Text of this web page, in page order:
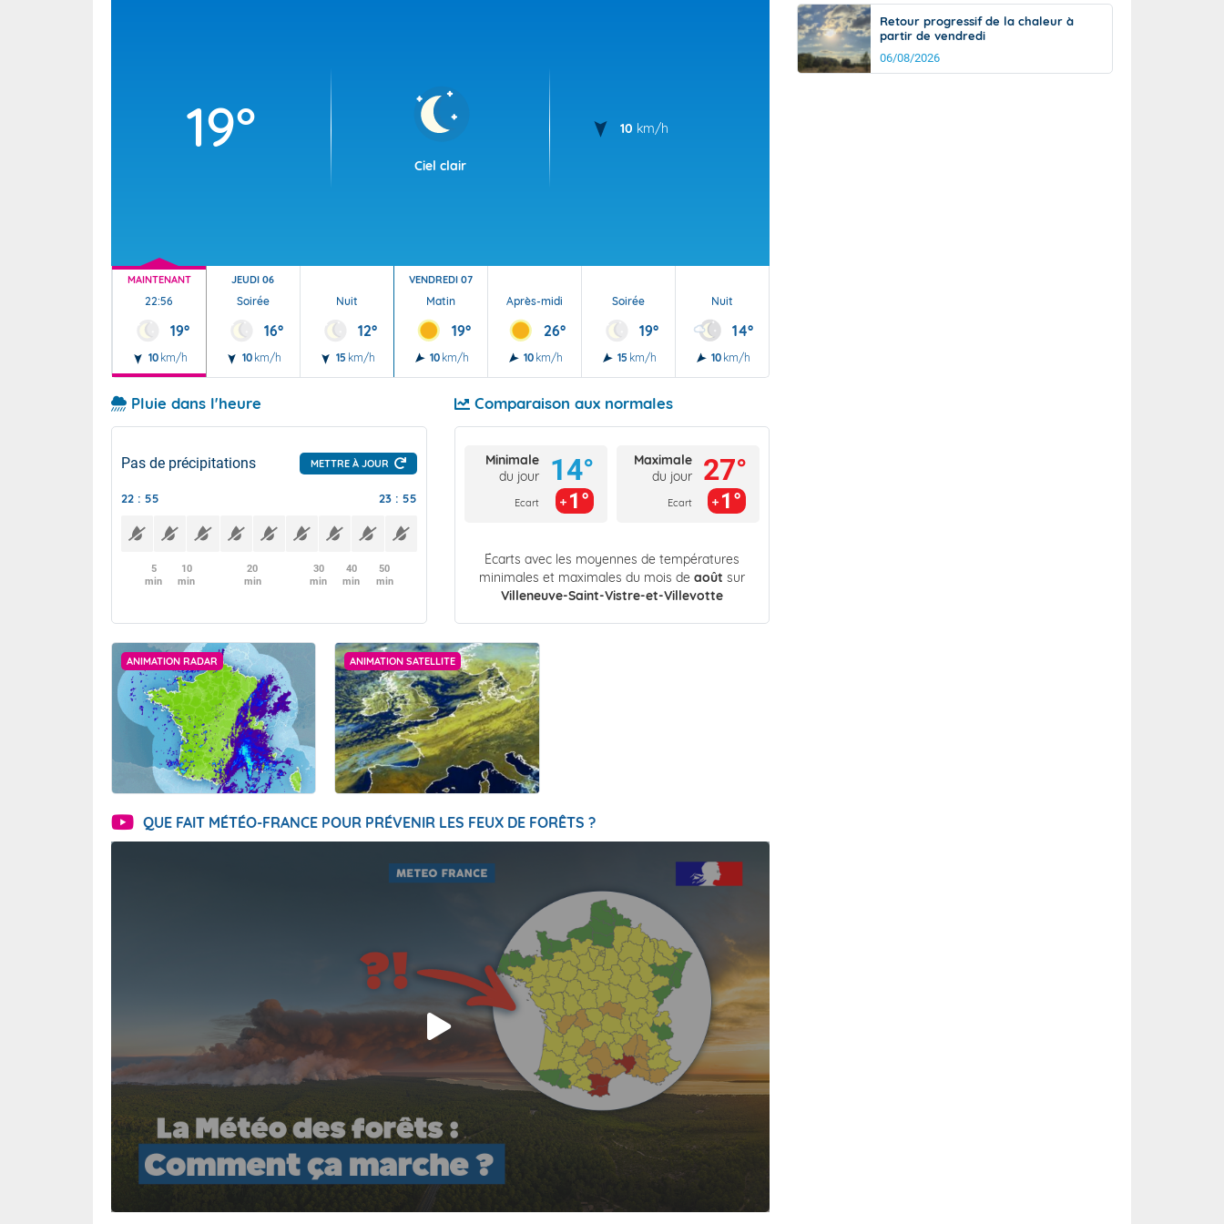
19°
Ciel clair
10 km/h
MAINTENANT
22:56
19°
10 km/h
JEUDI 06
Soirée
16°
10 km/h
Nuit
12°
15 km/h
VENDREDI 07
Matin
19°
10 km/h
Après-midi
26°
10 km/h
Soirée
19°
15 km/h
Nuit
14°
10 km/h
Pluie dans l'heure
Pas de précipitations METTRE À JOUR
22 : 55 23 : 55
5
min
10
min
20
min
30
min
40
min
50
min
Comparaison aux normales
Minimale
du jour
Ecart
14°
1°
Maximale
du jour
Ecart
27°
1°
Écarts avec les moyennes de températures
minimales et maximales du mois de août sur
Villeneuve-Saint-Vistre-et-Villevotte
ANIMATION RADAR ANIMATION SATELLITE
QUE FAIT MÉTÉO-FRANCE POUR PRÉVENIR LES FEUX DE FORÊTS ?
Retour progressif de la chaleur à
partir de vendredi
06/08/2026